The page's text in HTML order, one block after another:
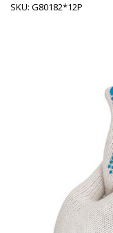
SKU: G80182*12P